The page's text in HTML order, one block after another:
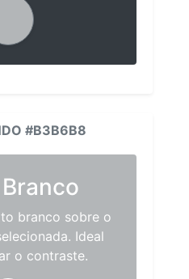
#B3B6B8
branco sobre o
Ideal
o contraste.